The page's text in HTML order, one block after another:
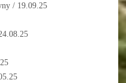
/ 19.09.25